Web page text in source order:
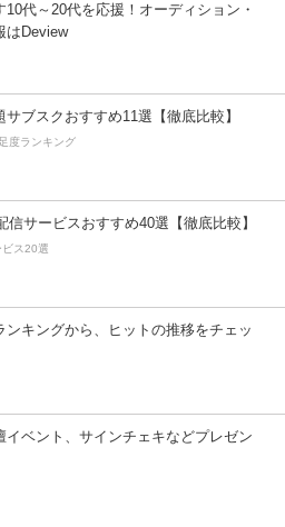
10代～20代を応援！オーディション・
はDeview
ブスクおすすめ11選【徹底比較】
度ランキング
信サービスおすすめ40選【徹底比較】
ス20選
ンキングから、ヒットの推移をチェッ
イベント、サインチェキなどプレゼン